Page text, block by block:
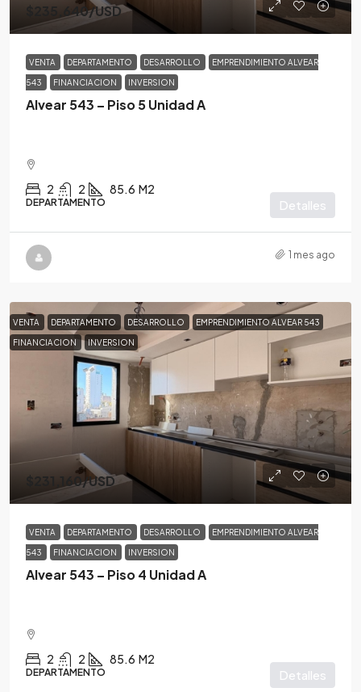
$235,640/USD
VENTA DEPARTAMENTO DESARROLLO EMPRENDIMIENTO ALVEAR
543 FINANCIACION INVERSION
Alvear 543 – Piso 5 Unidad A
2 2 85.6 M2
DEPARTAMENTO Detalles
1 mes ago
VENTA DEPARTAMENTO DESARROLLO EMPRENDIMIENTO ALVEAR 543
FINANCIACION INVERSION
$231,160/USD
VENTA DEPARTAMENTO DESARROLLO EMPRENDIMIENTO ALVEAR
543 FINANCIACION INVERSION
Alvear 543 – Piso 4 Unidad A
2 2 85.6 M2
DEPARTAMENTO Detalles